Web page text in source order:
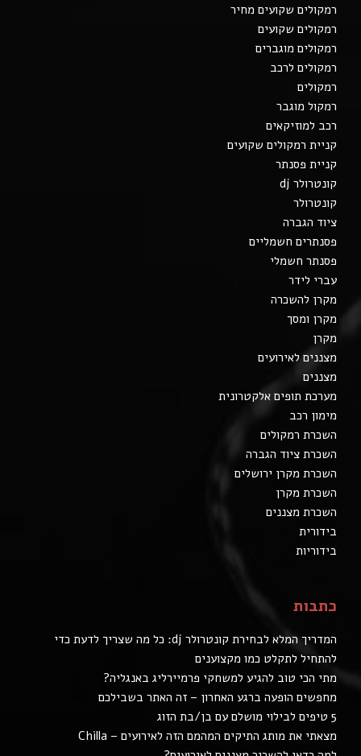
רמקולים שקועים מחיר
רמקולים שקועים
רמקולים מוגברים
רמקולים לרכב
רמקולים
רמקול מוגבר
רכב למוזיקאים
קניית רמקולים שקועים
קניית פסנתר
קונטרולר dj
קונטרולר
ציוד הגברה
פסנתרים חשמליים
פסנתר חשמלי
עברי לידר
מקרן להשכרה
מקרן ומסך
מקרן
מצננים לאירועים
מצננים
מערכת תופים אלקטרונית
מימון רכב
השכרת רמקולים
השכרת ציוד הגברה
השכרת מקרן ירושלים
השכרת מקרן
השכרת מצננים
בידורית
בידוריות
כתבות
המדריך המלא לבחירת קונטרולר dj: כל מה שצריך לדעת כדי
להתחיל לתקלט כמו מקצוענים
מתי הכי טוב להגיע למשחקי פרמיירליג באנגליה?
מחפשים הופעה ברגע האחרון – זה האתר בשבילכם
5 טיפים לבילוי מושלם עם בן/בת הזוג
מצאתי את מותג התיקים המהמם הזה לאירועים – Chilla